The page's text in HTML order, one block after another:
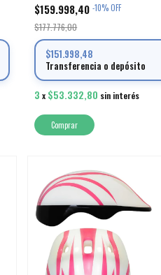
$159.998,40-10%OFF
$177.776,00
$151.998,48
Transferencia o depósito
3 x $53.332,80 sin interés